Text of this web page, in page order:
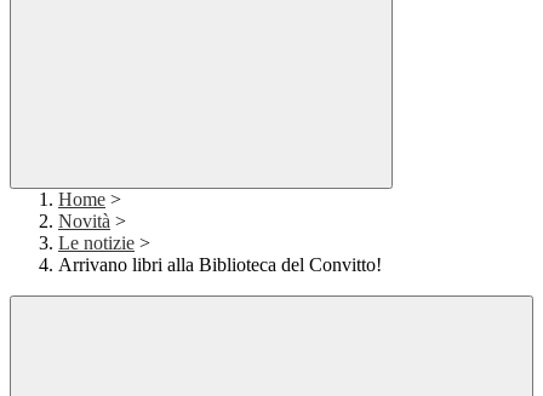
Home >
Novità >
Le notizie >
Arrivano libri alla Biblioteca del Convitto!